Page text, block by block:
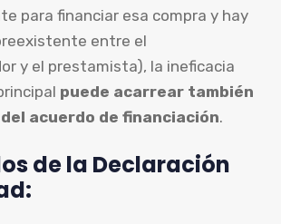
para financiar esa compra y hay
entre el
y el prestamista), la ineficacia
puede acarrear también
acuerdo de financiación.
de la Declaración